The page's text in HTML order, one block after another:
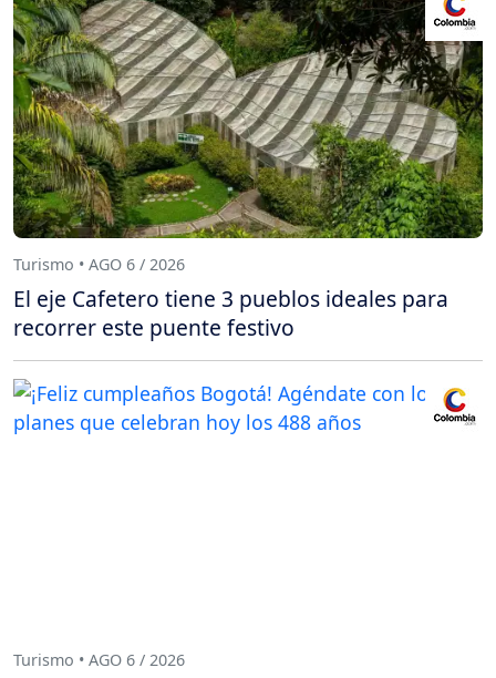
Turismo • AGO 6 / 2026
El eje Cafetero tiene 3 pueblos ideales para
recorrer este puente festivo
Turismo • AGO 6 / 2026